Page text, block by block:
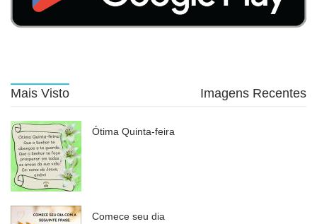
Mais Visto Imagens Recentes
Ótima Quinta-feira
Comece seu dia